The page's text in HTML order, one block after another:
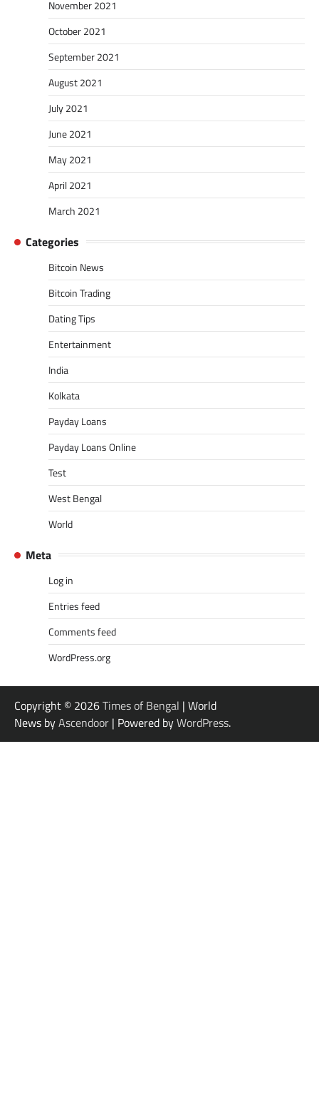
November 2021
October 2021
September 2021
August 2021
July 2021
June 2021
May 2021
April 2021
March 2021
Categories
Bitcoin News
Bitcoin Trading
Dating Tips
Entertainment
India
Kolkata
Payday Loans
Payday Loans Online
Test
West Bengal
World
Meta
Log in
Entries feed
Comments feed
WordPress.org
Copyright © 2026Times of Bengal | World
News byAscendoor | Powered byWordPress.